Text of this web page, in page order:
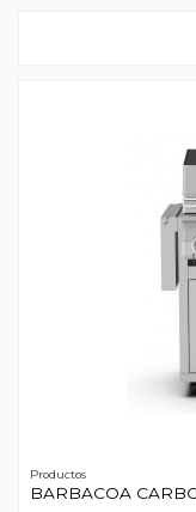
Productos
BARBACOA